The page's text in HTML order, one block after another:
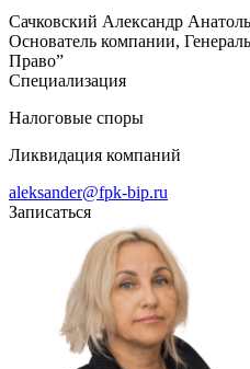
Сачковский Александр
Основатель компании,
Право”
Специализация
Налоговые споры
Ликвидация компаний
aleksander@fpk-bip.ru
Записаться